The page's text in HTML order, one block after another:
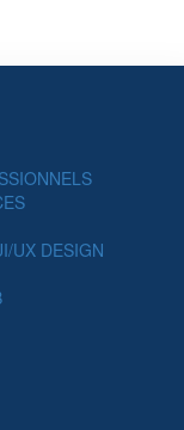
UX DESIGN